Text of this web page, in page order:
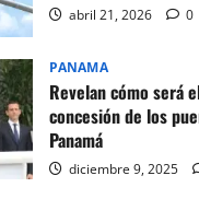
abril 21, 2026 0
PANAMA
Revelan cómo será
concesión de los
Panamá
diciembre 9, 2025